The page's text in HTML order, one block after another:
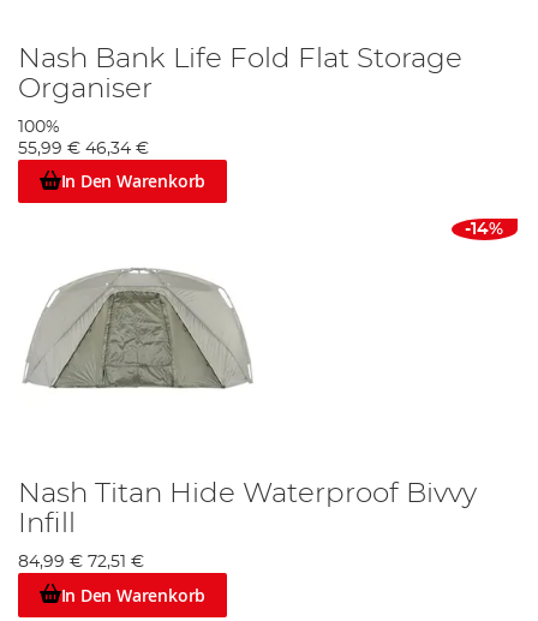
Nash Bank Life Fold Flat Storage
Organiser
100%
55,99 € 46,34 €
In Den Warenkorb
-14%
Nash Titan Hide Waterproof Bivvy
Infill
84,99 € 72,51 €
In Den Warenkorb